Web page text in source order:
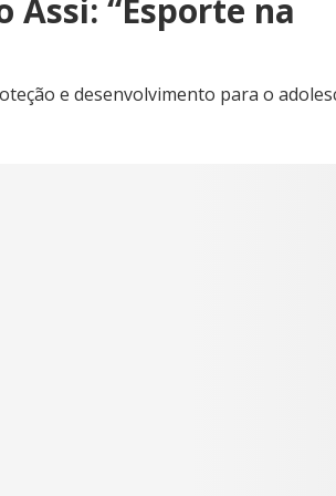
Assi: “Esporte na
e desenvolvimento para o